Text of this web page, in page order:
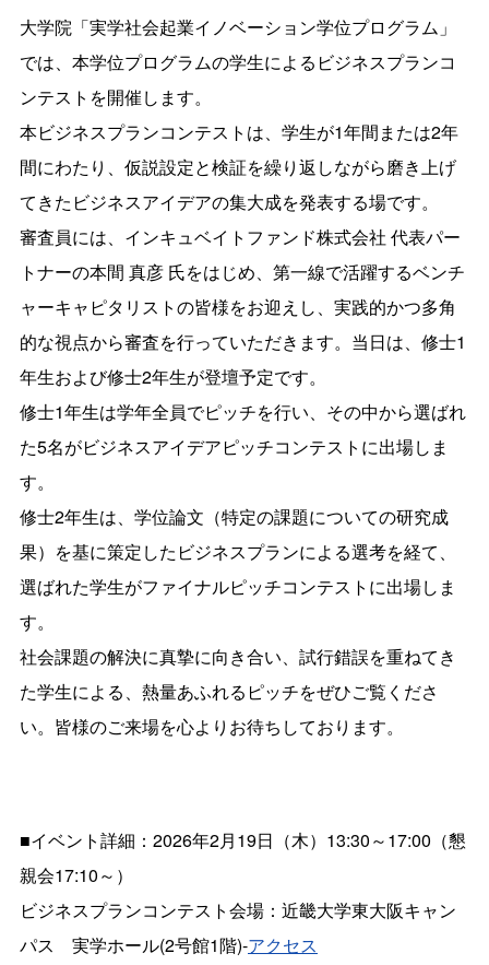
大学院「実学社会起業イノベーション学位プログラム」
では、本学位プログラムの学生によるビジネスプランコ
ンテストを開催します。
本ビジネスプランコンテストは、学生が1年間または2年
間にわたり、仮説設定と検証を繰り返しながら磨き上げ
てきたビジネスアイデアの集大成を発表する場です。
審査員には、インキュベイトファンド株式会社 代表パー
トナーの本間 真彦 氏をはじめ、第一線で活躍するベンチ
ャーキャピタリストの皆様をお迎えし、実践的かつ多角
的な視点から審査を行っていただきます。当日は、修士1
年生および修士2年生が登壇予定です。
修士1年生は学年全員でピッチを行い、その中から選ばれ
た5名がビジネスアイデアピッチコンテストに出場しま
す。
修士2年生は、学位論文（特定の課題についての研究成
果）を基に策定したビジネスプランによる選考を経て、
選ばれた学生がファイナルピッチコンテストに出場しま
す。
社会課題の解決に真摯に向き合い、試行錯誤を重ねてき
た学生による、熱量あふれるピッチをぜひご覧くださ
い。皆様のご来場を心よりお待ちしております。
■イベント詳細：2026年2月19日（木）13:30～17:00（懇
親会17:10～）
ビジネスプランコンテスト会場：近畿大学東大阪キャン
パス 実学ホール(2号館1階)-アクセス